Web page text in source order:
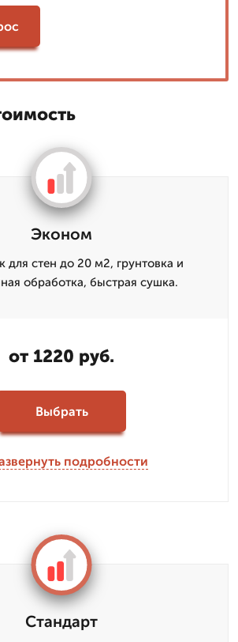
Эконом
для стен до 20 м2, грунтовка и
обработка, быстрая сушка.
от 1220 руб.
Выбрать
подробности
Стандарт